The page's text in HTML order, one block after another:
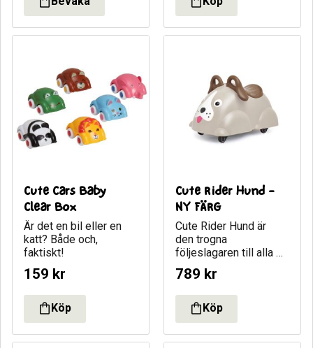
Cute Cars Baby
Clear Box
Är det en bil eller en
katt? Både och,
faktiskt!
159 kr
Cute Rider Hund -
NY FÄRG
Cute Rider Hund är
den trogna
följeslagaren till alla
barn som önskar sig
en hundkompis
789 kr